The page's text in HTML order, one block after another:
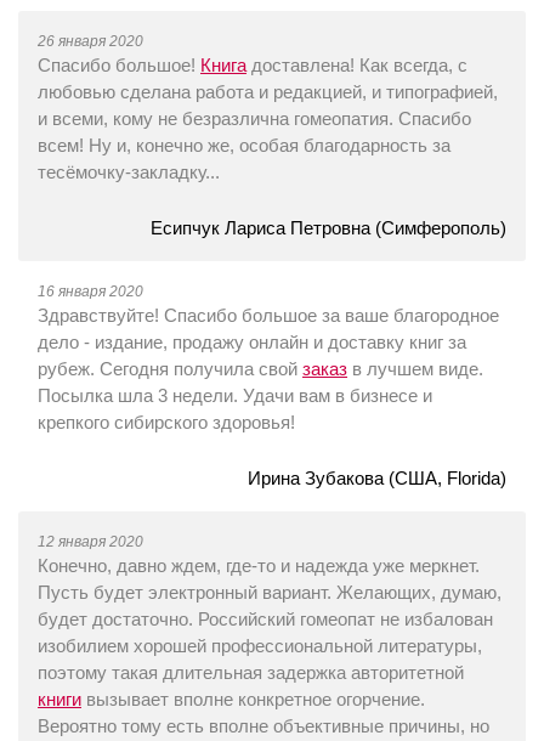
26 января 2020
Спасибо большое! Книга доставлена! Как всегда, с
любовью сделана работа и редакцией, и типографией,
и всеми, кому не безразлична гомеопатия. Спасибо
всем! Ну и, конечно же, особая благодарность за
тесёмочку-закладку...
Есипчук Лариса Петровна (Симферополь)
16 января 2020
Здравствуйте! Спасибо большое за ваше благородное
дело - издание, продажу онлайн и доставку книг за
рубеж. Сегодня получила свой заказ в лучшем виде.
Посылка шла 3 недели. Удачи вам в бизнесе и
крепкого сибирского здоровья!
Ирина Зубакова (США, Florida)
12 января 2020
Конечно, давно ждем, где-то и надежда уже меркнет.
Пусть будет электронный вариант. Желающих, думаю,
будет достаточно. Российский гомеопат не избалован
изобилием хорошей профессиональной литературы,
поэтому такая длительная задержка авторитетной
книги вызывает вполне конкретное огорчение.
Вероятно тому есть вполне объективные причины, но